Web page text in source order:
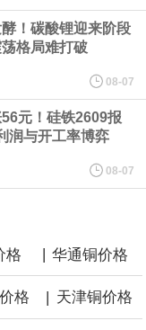
求增加、价格走高及货源
度营运将优于第2季度，并
间5日发布报告称，美国海军
class）战列舰，从研发
为美国有史以来最昂贵的水
，首舰造价约234亿美元，
！碳酸锂迎来阶段
格局难打破
08-07
元！硅铁2609报
润与开工率博弈
08-07
格 | 华通铜价格
格 | 天津铜价格